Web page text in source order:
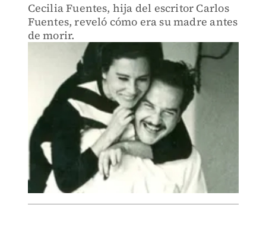
Cecilia Fuentes, hija del escritor Carlos
Fuentes, reveló cómo era su madre antes
de morir.